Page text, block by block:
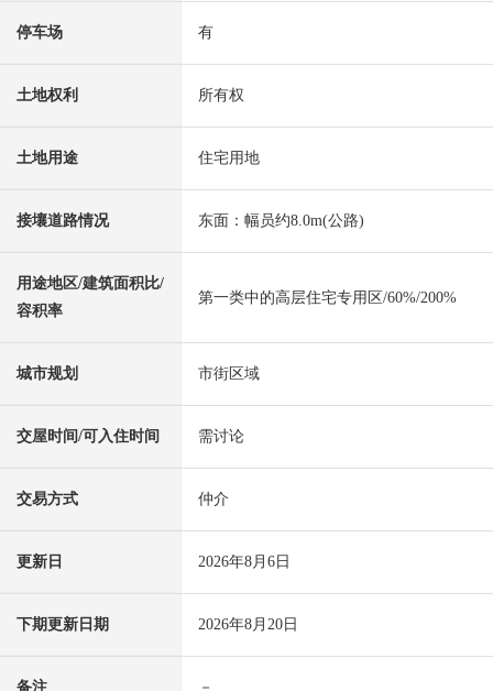
停车场 有
土地权利 所有权
土地用途 住宅用地
接壤道路情况 东面：幅员约8.0m(公路)
用途地区/建筑面积比/
容积率
第一类中的高层住宅专用区/60%/200%
城市规划 市街区域
交屋时间/可入住时间 需讨论
交易方式 仲介
更新日 2026年8月6日
下期更新日期 2026年8月20日
备注 －